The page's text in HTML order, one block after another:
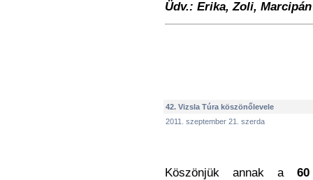
Üdv.: Erika, Zoli, Marcipán
42. Vizsla Túra köszönőlevele
2011. szeptember 21. szerda
Köszönjük annak a